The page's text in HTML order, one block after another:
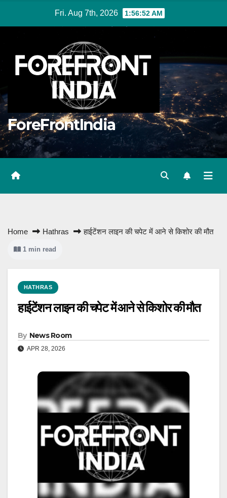
Fri. Aug 7th, 2026 1:56:53 AM
ForeFrontIndia
Home Hathras हाईटेंशन लाइन की चपेट में आने से किशोर की मौत
1 min read
HATHRAS
हाईटेंशन लाइन की चपेट में आने से किशोर की मौत
By News Room
APR 28, 2026